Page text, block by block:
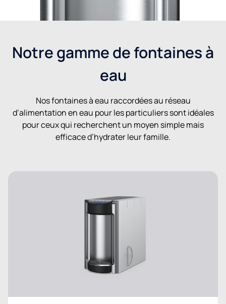
Notre gamme de fontaines à
eau
Nos fontaines à eau raccordées au réseau
d’alimentation en eau pour les particuliers sont idéales
pour ceux qui recherchent un moyen simple mais
efficace d’hydrater leur famille.